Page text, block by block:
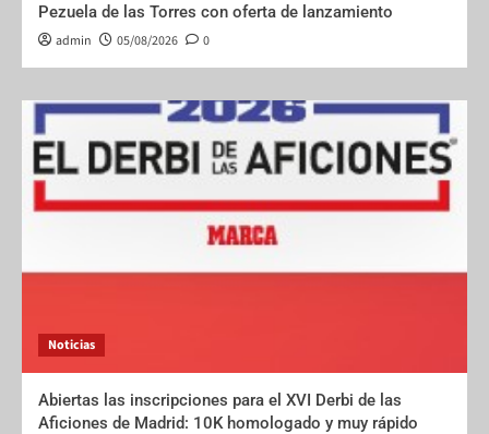
Pezuela de las Torres con oferta de lanzamiento
admin 05/08/2026 0
Noticias
Abiertas las inscripciones para el XVI Derbi de las
Aficiones de Madrid: 10K homologado y muy rápido